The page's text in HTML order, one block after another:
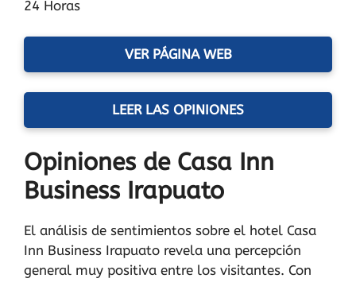
24 Horas
VER PÁGINA WEB
LEER LAS OPINIONES
Opiniones de Casa Inn
Business Irapuato
El análisis de sentimientos sobre el hotel Casa
Inn Business Irapuato revela una percepción
general muy positiva entre los visitantes. Con